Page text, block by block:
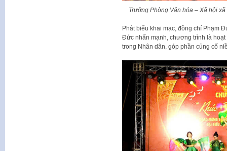
Trưởng Phòng Văn hóa – Xã hội
Phát biểu khai mạc, đồng chí Phạm
Đức nhấn mạnh, chương trình là hoạt
trong Nhân dân, góp phần củng cố